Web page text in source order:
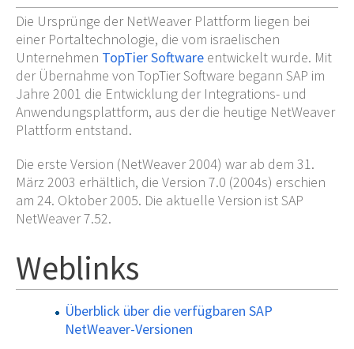
Die Ursprünge der NetWeaver Plattform liegen bei
einer Portaltechnologie, die vom israelischen
Unternehmen TopTier Software entwickelt wurde. Mit
der Übernahme von TopTier Software begann SAP im
Jahre 2001 die Entwicklung der Integrations- und
Anwendungsplattform, aus der die heutige NetWeaver
Plattform entstand.
Die erste Version (NetWeaver 2004) war ab dem 31.
März 2003 erhältlich, die Version 7.0 (2004s) erschien
am 24. Oktober 2005. Die aktuelle Version ist SAP
NetWeaver 7.52.
Weblinks
Überblick über die verfügbaren SAP
NetWeaver-Versionen